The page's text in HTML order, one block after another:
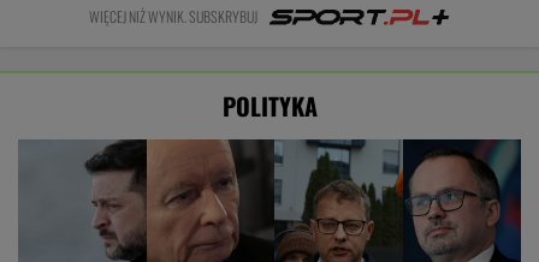
WIĘCEJ NIŻ WYNIK. SUBSKRYBUJ
POLITYKA